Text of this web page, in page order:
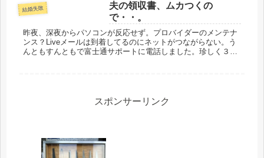
結婚失敗
夫の領収書、ムカつくの
で・・。
昨夜、深夜からパソコンが反応せず。プロバイダーのメンテナ
ンス？Liveメールは到着してるのにネットがつながらない。う
んともすんともで富士通サポートに電話しました。珍しく３０
スポンサーリンク